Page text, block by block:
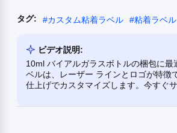
タグ: #カスタム粘着ラベル #粘着ラベル
ビデオ説明:
10ml バイアルガラスボトルの梱包に
ベルは、レーザー ラインとロゴが特徴
仕上げでカスタマイズします。今すぐ